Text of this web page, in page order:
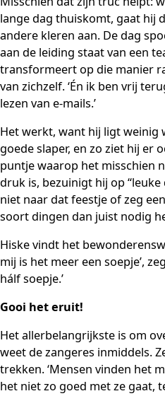
lange dag thuiskomt, gaat hij
andere kleren aan. De dag
aan de leiding staat van een
transformeert op die manier
van zichzelf. ‘Én ik ben vrij
lezen van e-mails.’
Het werkt, want hij ligt weinig
goede slaper, en zo ziet hij er
puntje waarop het misschien
druk is, bezuinigt hij op “leuke
niet naar dat feestje of zeg
soort dingen dan juist nodig
Hiske vindt het
mij is het meer een soepje’,
hálf soepje.’
Gooi het eruit!
Het allerbelangrijkste is om
weet de zangeres inmiddels.
trekken. ‘Mensen vinden het
het niet zo goed met ze gaat,